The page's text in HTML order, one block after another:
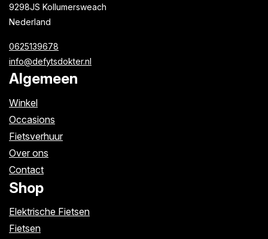
9298JS Kollumersweach
Nederland
0625139678
info@defytsdokter.nl
Algemeen
Winkel
Occasions
Fietsverhuur
Over ons
Contact
Shop
Elektrische Fietsen
Fietsen